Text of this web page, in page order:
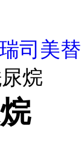
司美替
烷